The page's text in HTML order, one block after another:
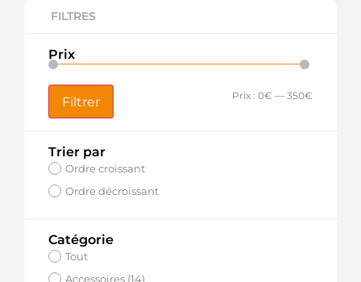
FILTRES
Prix
Filtrer Prix : 0€ — 350€
Trier par
Ordre croissant
Ordre décroissant
Catégorie
Tout
Accessoires (14)